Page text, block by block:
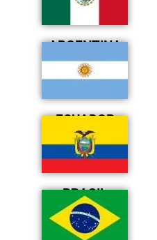
ARGENTINA
ECUADOR
BRASIL